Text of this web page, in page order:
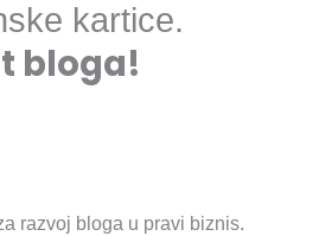
kartice.
bloga!
razvoj bloga u pravi biznis.